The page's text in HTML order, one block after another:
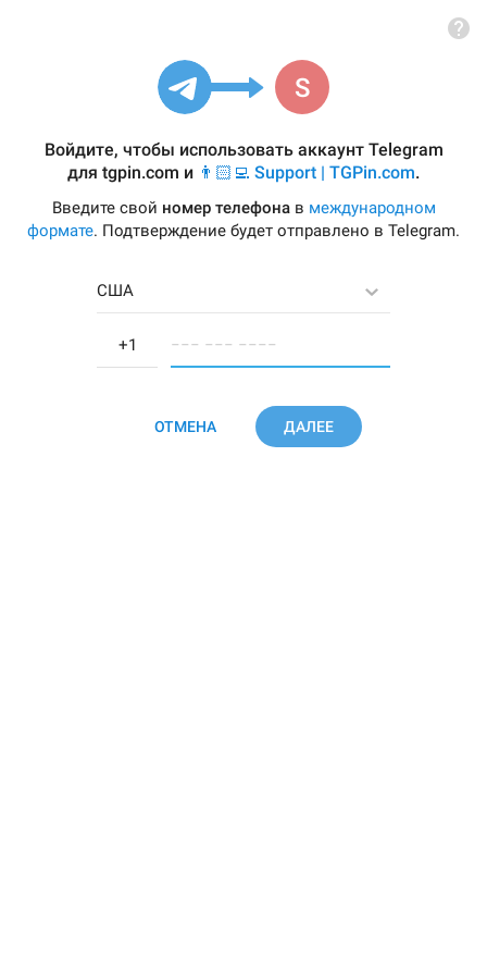
Войдите, чтобы использовать аккаунт Telegram
для tgpin.com и 👨🏻‍💻 Support | TGPin.com.
Введите свой номер телефонав международном
формате. Подтверждение будет отправлено в Telegram.
США
−−− −−− −−−−
ОТМЕНА ДАЛЕЕ